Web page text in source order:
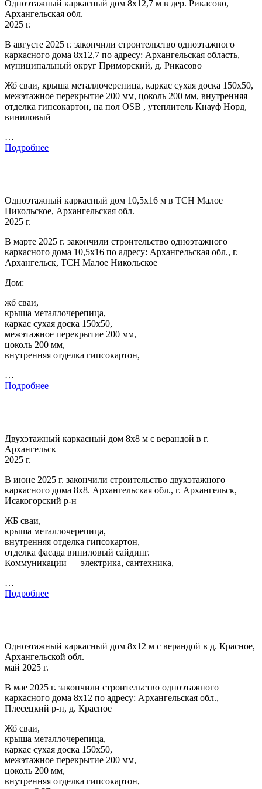
Одноэтажный каркасный дом 8х12,7 м в дер. Рикасово,
Архангельская обл.
2025 г.
В августе 2025 г. закончили строительство одноэтажного
каркасного дома 8х12,7 по адресу: Архангельская область,
муниципальный округ Приморский, д. Рикасово
Жб сваи, крыша металлочерепица, каркас сухая доска 150х50,
межэтажное перекрытие 200 мм, цоколь 200 мм, внутренняя
отделка гипсокартон, на пол OSB , утеплитель Кнауф Норд,
виниловый
…
Подробнее
Одноэтажный каркасный дом 10,5х16 м в ТСН Малое
Никольское, Архангельская обл.
2025 г.
В марте 2025 г. закончили строительство одноэтажного
каркасного дома 10,5х16 по адресу: Архангельская обл., г.
Архангельск, ТСН Малое Никольское
Дом:
жб сваи,
крыша металлочерепица,
каркас сухая доска 150х50,
межэтажное перекрытие 200 мм,
цоколь 200 мм,
внутренняя отделка гипсокартон,
…
Подробнее
Двухэтажный каркасный дом 8х8 м с верандой в г.
Архангельск
2025 г.
В июне 2025 г. закончили строительство двухэтажного
каркасного дома 8х8. Архангельская обл., г. Архангельск,
Исакогорский р-н
ЖБ сваи,
крыша металлочерепица,
внутренняя отделка гипсокартон,
отделка фасада виниловый сайдинг.
Коммуникации — электрика, сантехника,
…
Подробнее
Одноэтажный каркасный дом 8х12 м с верандой в д. Красное,
Архангельской обл.
май 2025 г.
В мае 2025 г. закончили строительство одноэтажного
каркасного дома 8х12 по адресу: Архангельская обл.,
Плесецкий р-н, д. Красное
Жб сваи,
крыша металлочерепица,
каркас сухая доска 150х50,
межэтажное перекрытие 200 мм,
цоколь 200 мм,
внутренняя отделка гипсокартон,